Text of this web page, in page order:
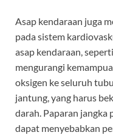
Asap kendaraan juga
pada sistem
asap kendaraan,
mengurangi
oksigen ke seluruh
jantung, yang harus
darah. Paparan jangka
dapat menyebabkan